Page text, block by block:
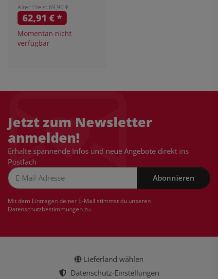
Alter Preis: 69,90 €
62,91 €*
Momentan nicht
verfügbar
Jetzt zum Newsletter
anmelden!
Erhalte spannende Infos und neue Angebote direkt ins
Postfach
Abonnieren
Mit dem Eintragen deiner E-Mail stimmst du unseren
Datenschutzbestimmungenzu.
Lieferland wählen
Datenschutz-Einstellungen